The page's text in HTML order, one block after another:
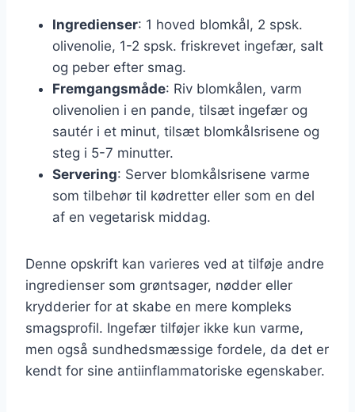
Ingredienser: 1 hoved blomkål, 2 spsk.
olivenolie, 1-2 spsk. friskrevet ingefær, salt
og peber efter smag.
Fremgangsmåde: Riv blomkålen, varm
olivenolien i en pande, tilsæt ingefær og
sautér i et minut, tilsæt blomkålsrisene og
steg i 5-7 minutter.
Servering: Server blomkålsrisene varme
som tilbehør til kødretter eller som en del
af en vegetarisk middag.
Denne opskrift kan varieres ved at tilføje andre
ingredienser som grøntsager, nødder eller
krydderier for at skabe en mere kompleks
smagsprofil. Ingefær tilføjer ikke kun varme,
men også sundhedsmæssige fordele, da det er
kendt for sine antiinflammatoriske egenskaber.